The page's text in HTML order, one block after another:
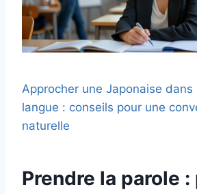
Approcher une Japonaise dans
langue : conseils pour une
naturelle
Prendre la parole